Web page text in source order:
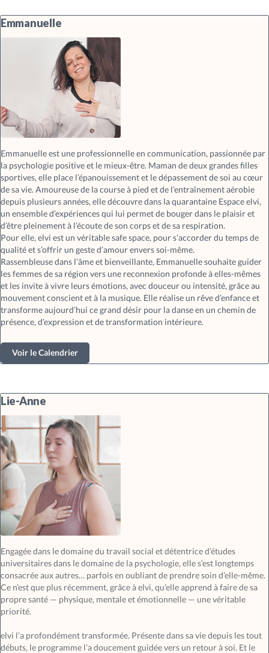
Emmanuelle
Emmanuelle est une professionnelle en communication, passionnée par
la psychologie positive et le mieux-être. Maman de deux grandes filles
sportives, elle place l’épanouissement et le dépassement de soi au cœur
de sa vie. Amoureuse de la course à pied et de l’entraînement aérobie
depuis plusieurs années, elle découvre dans la quarantaine Espace elvi,
un ensemble d’expériences qui lui permet de bouger dans le plaisir et
d’être pleinement à l’écoute de son corps et de sa respiration.
Pour elle, elvi est un véritable safe space, pour s’accorder du temps de
qualité et s’offrir un geste d’amour envers soi-même.
Rassembleuse dans l’âme et bienveillante, Emmanuelle souhaite guider
les femmes de sa région vers une reconnexion profonde à elles-mêmes
et les invite à vivre leurs émotions, avec douceur ou intensité, grâce au
mouvement conscient et à la musique. Elle réalise un rêve d’enfance et
transforme aujourd’hui ce grand désir pour la danse en un chemin de
présence, d’expression et de transformation intérieure.
Voir le Calendrier
Lie-Anne
Engagée dans le domaine du travail social et détentrice d’études
universitaires dans le domaine de la psychologie, elle s’est longtemps
consacrée aux autres… parfois en oubliant de prendre soin d’elle-même.
Ce n’est que plus récemment, grâce à elvi, qu’elle apprend à faire de sa
propre santé — physique, mentale et émotionnelle — une véritable
priorité.
elvi l’a profondément transformée. Présente dans sa vie depuis les tout
débuts, le programme l’a doucement guidée vers un retour à soi. Et le